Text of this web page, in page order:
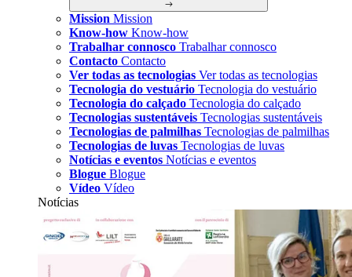
Mission Mission
Know-how Know-how
Trabalhar connosco Trabalhar connosco
Contacto Contacto
Ver todas as tecnologias Ver todas as tecnologias
Tecnologia do vestuário Tecnologia do vestuário
Tecnologia do calçado Tecnologia do calçado
Tecnologias sustentáveis Tecnologias sustentáveis
Tecnologias de palmilhas Tecnologias de palmilhas
Tecnologias de luvas Tecnologias de luvas
Notícias e eventos Notícias e eventos
Blogue Blogue
Vídeo Vídeo
Notícias